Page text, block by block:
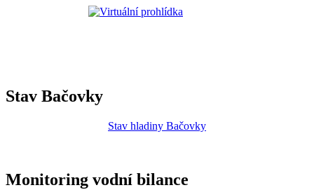
Stav Bačovky
Stav hladiny Bačovky
Monitoring vodní bilance